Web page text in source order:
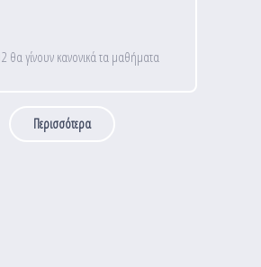
θα γίνουν κανονικά τα μαθήματα
Περισσότερα